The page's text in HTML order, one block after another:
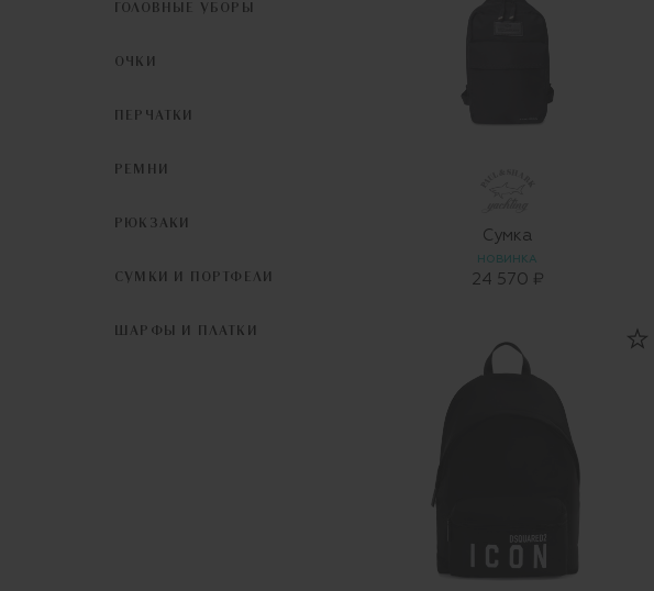
ГОЛОВНЫЕ УБОРЫ
ОЧКИ
ПЕРЧАТКИ
РЕМНИ
РЮКЗАКИ
СУМКИ И ПОРТФЕЛИ
ШАРФЫ И ПЛАТКИ
Сумка
НОВИНКА
24 570 ₽